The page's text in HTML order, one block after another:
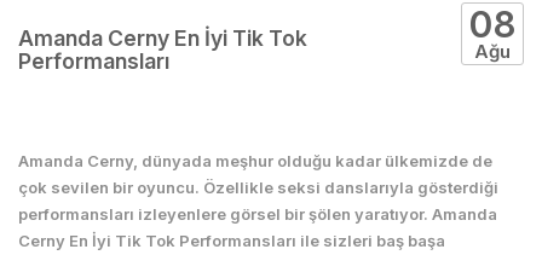
Amanda Cerny En İyi Tik Tok
Performansları
08
Ağu
Amanda Cerny, dünyada meşhur olduğu kadar ülkemizde de
çok sevilen bir oyuncu. Özellikle seksi danslarıyla gösterdiği
performansları izleyenlere görsel bir şölen yaratıyor. Amanda
Cerny En İyi Tik Tok Performansları ile sizleri baş başa